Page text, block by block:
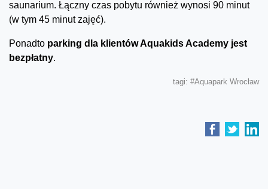
saunarium. Łączny czas pobytu również wynosi 90 minut
(w tym 45 minut zajęć).
Ponadto parking dla klientów Aquakids Academy jest
bezpłatny.
tagi: #Aquapark Wrocław